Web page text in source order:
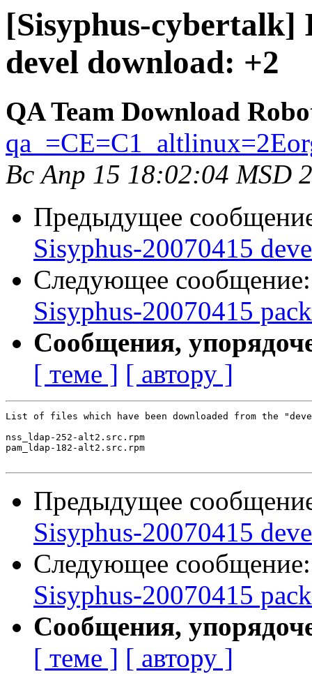
[Sisyphus-cybertalk]
devel download: +2
QA Team Download
Вс Апр 15 18:02:04 MSD
Предыдущее
Sisyphus-20070415
Следующее
Sisyphus-20070415
Сообщения,
[ теме ] [ автору ]
List of files which have been downloaded from the
nss_ldap-252-alt2.src.rpm
pam_ldap-182-alt2.src.rpm
Предыдущее
Sisyphus-20070415
Следующее
Sisyphus-20070415
Сообщения,
[ теме ] [ автору ]